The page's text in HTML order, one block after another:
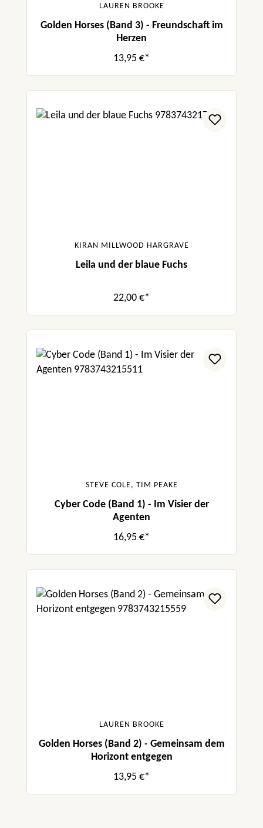
LAUREN BROOKE
Golden Horses (Band 3) - Freundschaft im
Herzen
13,95 €*
KIRAN MILLWOOD HARGRAVE
Leila und der blaue Fuchs
22,00 €*
STEVE COLE, TIM PEAKE
Cyber Code (Band 1) - Im Visier der
Agenten
16,95 €*
LAUREN BROOKE
Golden Horses (Band 2) - Gemeinsam dem
Horizont entgegen
13,95 €*